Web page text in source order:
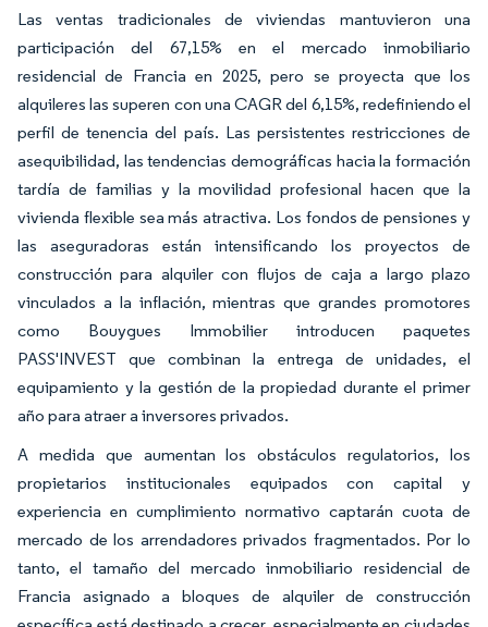
Las ventas tradicionales de viviendas mantuvieron una
participación del 67,15% en el mercado inmobiliario
residencial de Francia en 2025, pero se proyecta que los
alquileres las superen con una CAGR del 6,15%, redefiniendo el
perfil de tenencia del país. Las persistentes restricciones de
asequibilidad, las tendencias demográficas hacia la formación
tardía de familias y la movilidad profesional hacen que la
vivienda flexible sea más atractiva. Los fondos de pensiones y
las aseguradoras están intensificando los proyectos de
construcción para alquiler con flujos de caja a largo plazo
vinculados a la inflación, mientras que grandes promotores
como Bouygues Immobilier introducen paquetes
PASS'INVEST que combinan la entrega de unidades, el
equipamiento y la gestión de la propiedad durante el primer
año para atraer a inversores privados.
A medida que aumentan los obstáculos regulatorios, los
propietarios institucionales equipados con capital y
experiencia en cumplimiento normativo captarán cuota de
mercado de los arrendadores privados fragmentados. Por lo
tanto, el tamaño del mercado inmobiliario residencial de
Francia asignado a bloques de alquiler de construcción